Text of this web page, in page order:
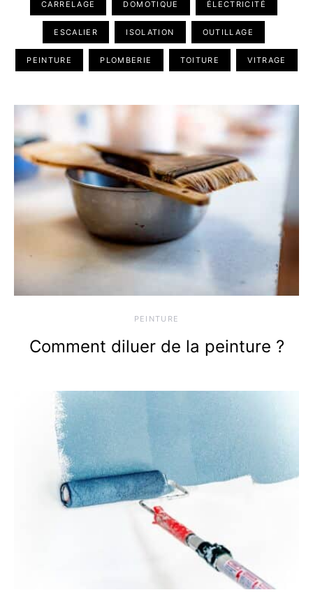
CARRELAGE DOMOTIQUE ÉLECTRICITÉ
ESCALIER ISOLATION OUTILLAGE
PEINTURE PLOMBERIE TOITURE VITRAGE
PEINTURE
Comment diluer de la peinture ?